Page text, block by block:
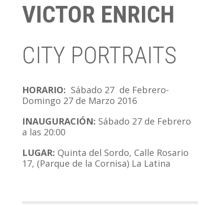
VICTOR ENRICH
CITY PORTRAITS
HORARIO: Sábado 27 de Febrero-
Domingo 27 de Marzo 2016
INAUGURACIÓN: Sábado 27 de Febrero
a las 20:00
LUGAR: Quinta del Sordo, Calle Rosario
17, (Parque de la Cornisa) La Latina